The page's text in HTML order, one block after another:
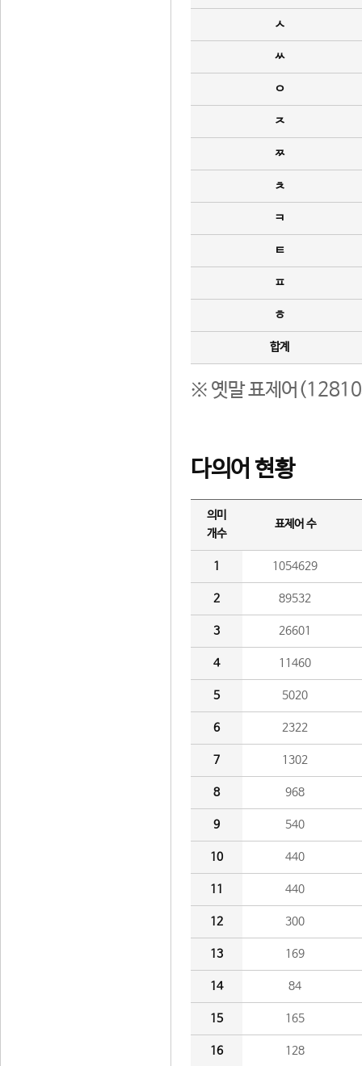
ㅅ
ㅆ
ㅇ
ㅈ
ㅉ
ㅊ
ㅋ
ㅌ
ㅍ
ㅎ
합계
※ 옛말 표제어(12810
다의어 현황
의미
개수
표제어 수
1 1054629
2 89532
3 26601
4 11460
5 5020
6 2322
7 1302
8 968
9 540
10 440
11 440
12 300
13 169
14 84
15 165
16 128